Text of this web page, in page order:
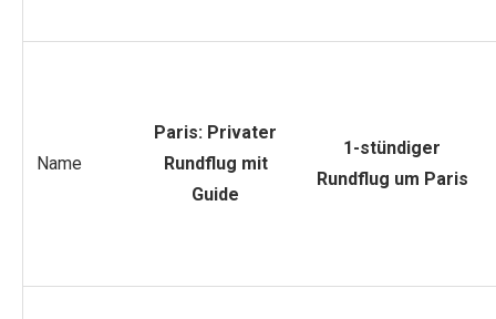
Name
Paris: Privater
Rundflug mit
Guide
1-stündiger
Rundflug um Paris